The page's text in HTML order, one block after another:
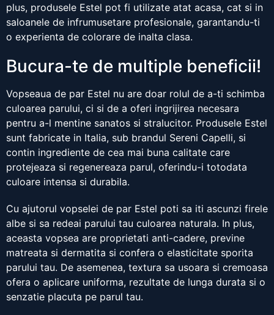
plus, produsele Estel pot fi utilizate atat acasa, cat si in
saloanele de infrumusetare profesionale, garantandu-ti
o experienta de colorare de inalta clasa.
Bucura-te de multiple beneficii!
Vopseaua de par Estel nu are doar rolul de a-ti schimba
culoarea parului, ci si de a oferi ingrijirea necesara
pentru a-l mentine sanatos si stralucitor. Produsele Estel
sunt fabricate in Italia, sub brandul Sereni Capelli, si
contin ingrediente de cea mai buna calitate care
protejeaza si regenereaza parul, oferindu-i totodata
culoare intensa si durabila.
Cu ajutorul vopselei de par Estel poti sa iti ascunzi firele
albe si sa redeai parului tau culoarea naturala. In plus,
aceasta vopsea are proprietati anti-cadere, previne
matreata si dermatita si confera o elasticitate sporita
parului tau. De asemenea, textura sa usoara si cremoasa
ofera o aplicare uniforma, rezultate de lunga durata si o
senzatie placuta pe parul tau.